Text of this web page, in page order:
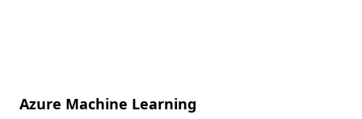
Azure Machine Learning